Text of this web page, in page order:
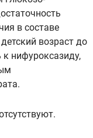
в составе
возраст до
к нифуроксазиду,